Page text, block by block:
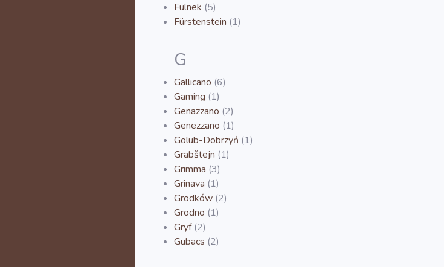
Fulnek (5)
Fürstenstein (1)
G
Gallicano (6)
Gaming (1)
Genazzano (2)
Genezzano (1)
Golub-Dobrzyń (1)
Grabštejn (1)
Grimma (3)
Grinava (1)
Grodków (2)
Grodno (1)
Gryf(2)
Gubacs (2)